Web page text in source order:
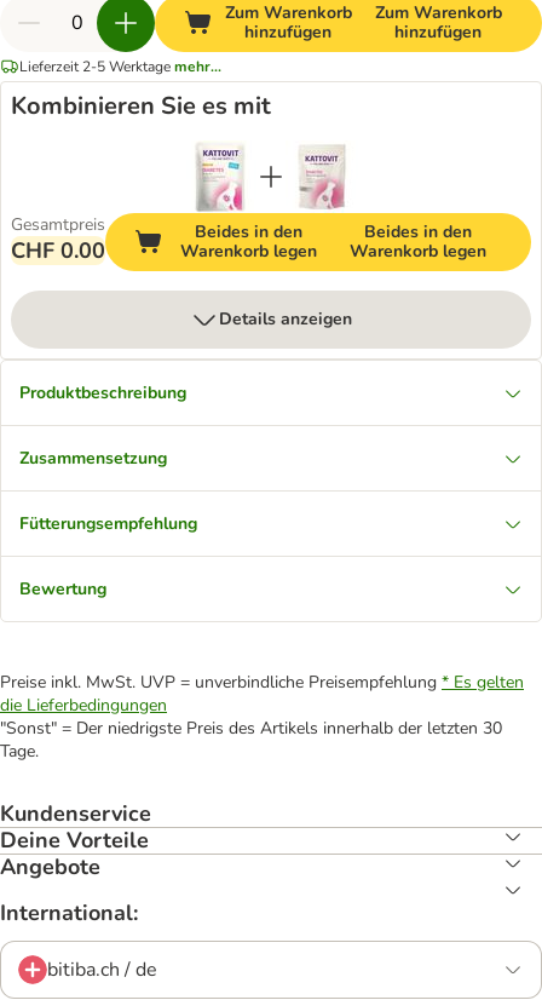
Zum Warenkorb
hinzufügen
Zum Warenkorb
hinzufügen
Lieferzeit 2-5 Werktagemehr...
Kombinieren Sie es mit
Gesamtpreis
CHF 0.00
Beides in den
Warenkorb legen
Beides in den
Warenkorb legen
Details anzeigen
Produktbeschreibung
Zusammensetzung
Fütterungsempfehlung
Bewertung
Preise inkl. MwSt. UVP = unverbindliche Preisempfehlung * Es gelten
die Lieferbedingungen
"Sonst" = Der niedrigste Preis des Artikels innerhalb der letzten 30
Tage.
Kundenservice
Deine Vorteile
Angebote
International:
bitiba.ch / de